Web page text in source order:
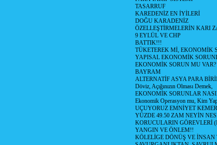
TASARRUF
KAREDENİZ EN İYİLERİ
DOĞU KARADENİZ
ÖZELLEŞTİRMELERİN KARI
9 EYLÜL VE CHP
BATTIK!!!
TÜKETEREK Mİ, EKONOMİK
YAPISAL EKONOMİK
EKONOMİK SORUN MU VAR?
BAYRAM
ALTERNATİF ASYA PARA
Döviz, Açığınızın Olması Demek,
EKONOMİK SORUNLAR
Ekonomik Operasyon mu, Kim
UÇUYORUZ EMNİYET
YÜZDE 49.50 ZAM NEYİN
KORUCULARIN GÖREVLERİ
YANGIN VE ÖNLEM!!
KÖLELİGE DÖNÜŞ VE İNSAN